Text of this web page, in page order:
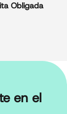
Obligada
en el